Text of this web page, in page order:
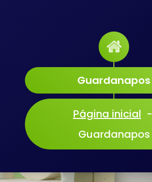
Guardanapos
Página inicial -
Guardanapos